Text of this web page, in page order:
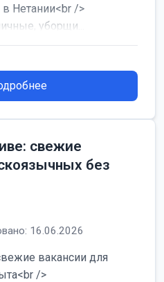
в Нетании<br />
уборщи...
свежие
без
16.06.2026
вакансии для
/>